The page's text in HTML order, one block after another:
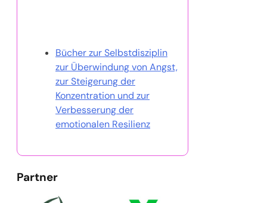
Bücher zur Selbstdisziplin
zur Überwindung von Angst,
zur Steigerung der
Konzentration und zur
Verbesserung der
emotionalen Resilienz
Partner